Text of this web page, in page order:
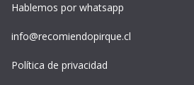
Hablemos por whatsapp
info@recomiendopirque.cl
Política de privacidad